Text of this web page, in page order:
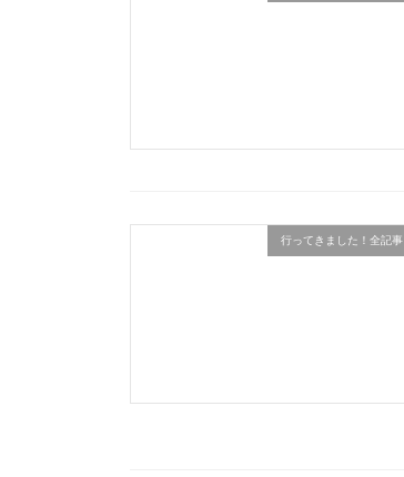
行ってきました！全記事